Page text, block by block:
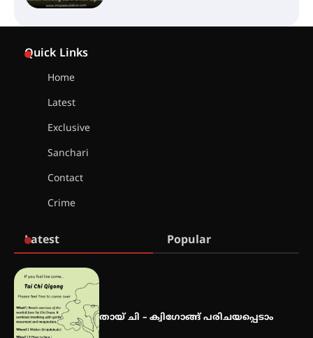
Quick Links
Home
Latest
Exclusive
Sanchari
Contact
Crime
Latest Popular
തായ് ചി – ക്വിഗോങ്ങ് പരിചയപ്പെടാം